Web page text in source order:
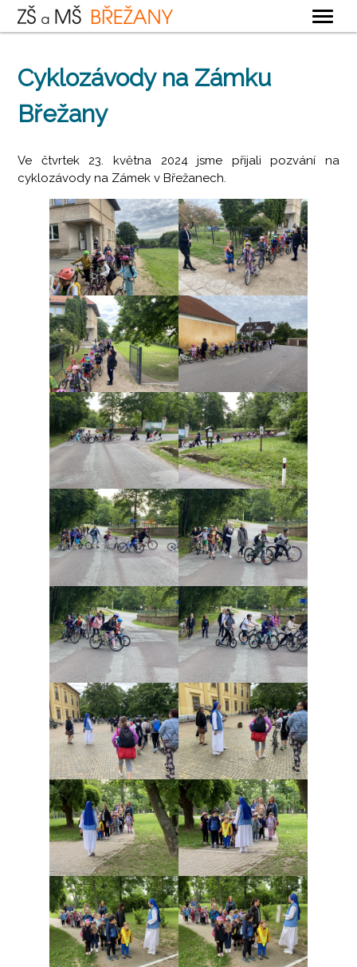
ZÁKLADNÍ ŠKOLA
ŠKOLNÍ JÍDELNA
KONTAKTY
Cyklozávody na Zámku
Břežany
Ve čtvrtek 23. května 2024 jsme přijali pozvání na
cyklozávody na Zámek v Břežanech.